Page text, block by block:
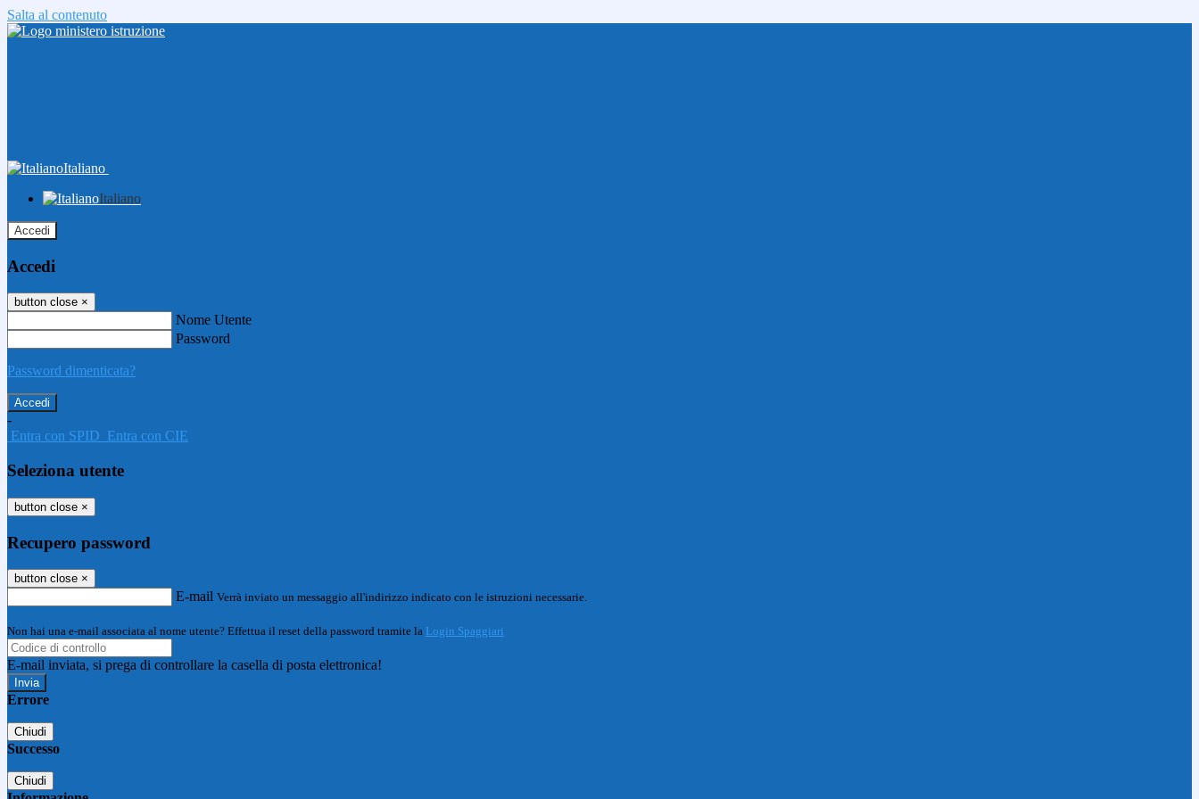
Salta al contenuto
Italiano
Italiano
Accedi
Accedi
button close ×
Nome Utente
Password
Password dimenticata?
-
Entra con SPID Entra con CIE
Seleziona utente
button close ×
Recupero password
button close ×
E-mail Verrà inviato un messaggio all'indirizzo indicato con le istruzioni necessarie.
Non hai una e-mail associata al nome utente? Effettua il reset della password tramite la Login Spaggiari
E-mail inviata, si prega di controllare la casella di posta elettronica!
Errore
Chiudi
Successo
Chiudi